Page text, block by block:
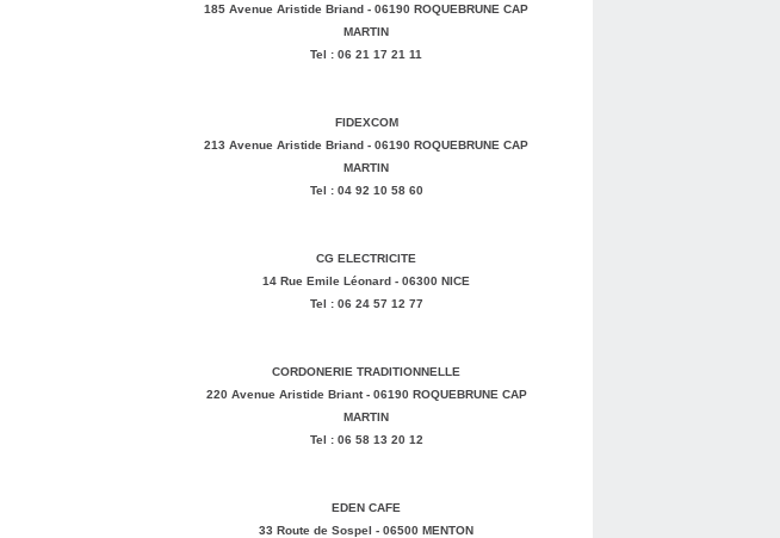
185 Avenue Aristide Briand - 06190 ROQUEBRUNE CAP
MARTIN
Tel : 06 21 17 21 11
FIDEXCOM
213 Avenue Aristide Briand - 06190 ROQUEBRUNE CAP
MARTIN
Tel : 04 92 10 58 60
CG ELECTRICITE
14 Rue Emile Léonard - 06300 NICE
Tel : 06 24 57 12 77
CORDONERIE TRADITIONNELLE
220 Avenue Aristide Briant - 06190 ROQUEBRUNE CAP
MARTIN
Tel : 06 58 13 20 12
EDEN CAFE
33 Route de Sospel - 06500 MENTON